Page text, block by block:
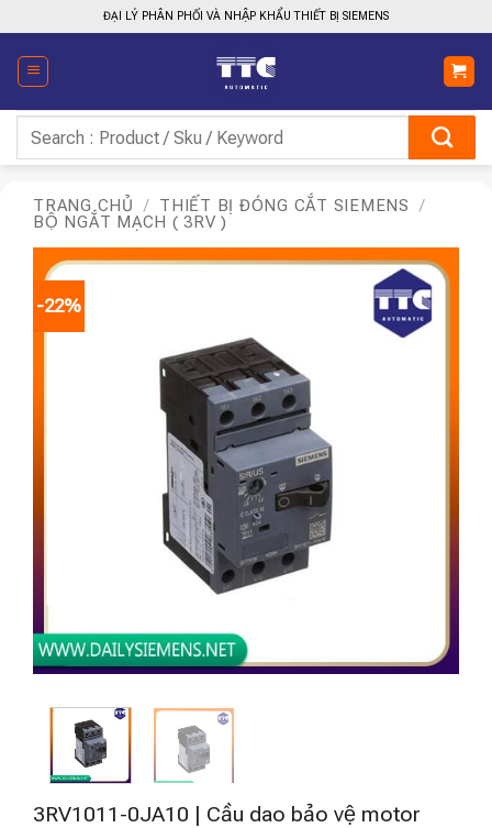
qua
nội
dung
ĐẠI LÝ PHÂN PHỐI VÀ NHẬP KHẨU THIẾT BỊ SIEMENS
kiếm:
TRANG CHỦ / THIẾT BỊ ĐÓNG CẮT SIEMENS
/
BỘ NGẮT MẠCH ( 3RV )
-22%
3RV1011-0JA10 | Cầu dao bảo vệ motor